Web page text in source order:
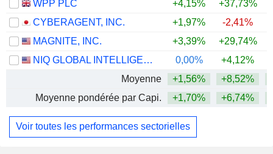
WPP PLC
+4,15% +37,73%
CYBERAGENT, INC.
+1,97% -2,41%
MAGNITE, INC.
+3,39% +29,74%
NIQ GLOBAL INTELLIGENCE PLC
0,00% +4,12%
Moyenne
+1,56% +8,52%
Moyenne pondérée par Capi.
+1,70% +6,74%
Voir toutes les performances sectorielles